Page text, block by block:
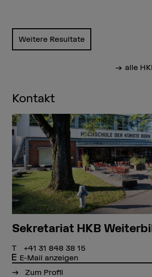
Weitere Resultate
alle
Kontakt
Sekretariat HKB
+41 31 848 38 15
E-Mail anzeigen
Zum Profil